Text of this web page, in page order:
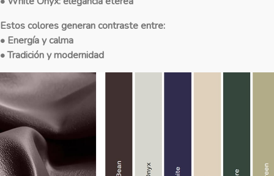
Estos colores generan contraste entre:
• Energía y calma
• Tradición y modernidad